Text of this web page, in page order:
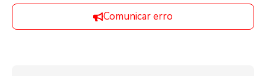
Comunicar erro